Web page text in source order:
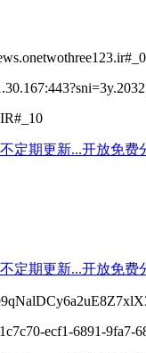
ecf1-6891-